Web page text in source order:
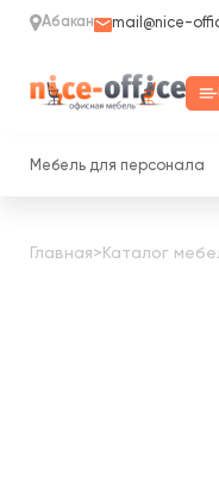
Абакан mail@nice-
Мебель для персонала
Главная> Каталог